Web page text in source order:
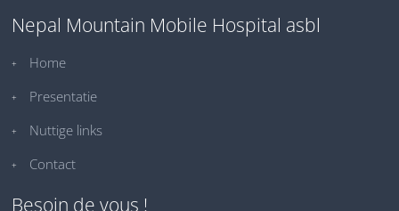
Nepal Mountain Mobile Hospital asbl
Home
Presentatie
Nuttige links
Contact
Besoin de vous !